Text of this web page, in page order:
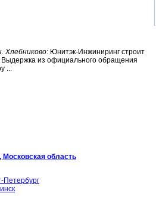
Хлебниково: Юнитэк-Инжиниринг строит
Выдержка из официального обращения
...
Московская область